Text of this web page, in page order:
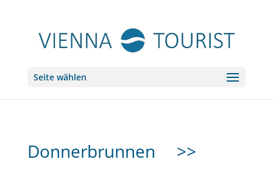
Seite wählen
Donnerbrunnen >>